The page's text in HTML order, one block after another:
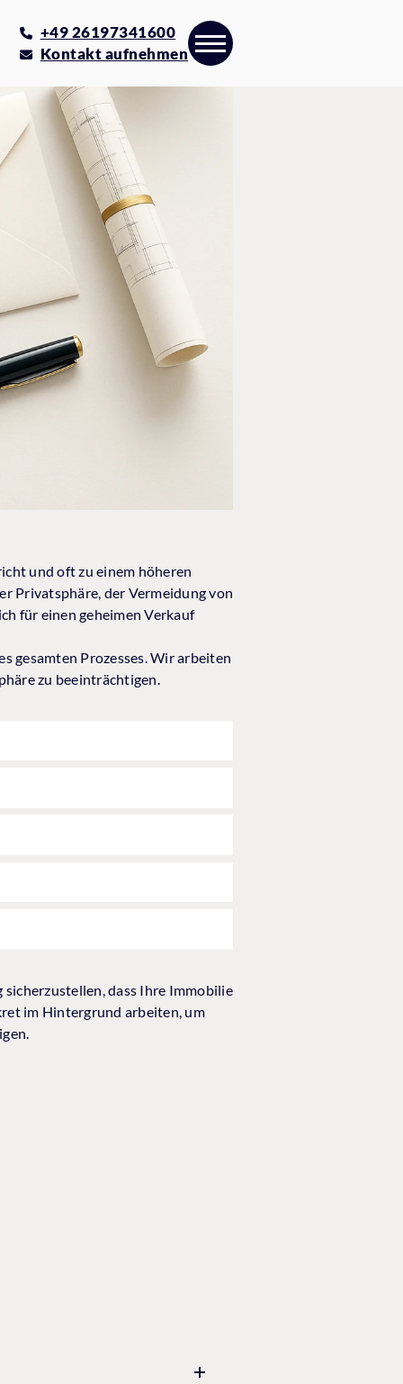
+49 26197341600
Kontakt aufnehmen
und oft zu einem höheren
Privatsphäre, der Vermeidung von
für einen geheimen Verkauf
gesamten Prozesses. Wir arbeiten
zu beeinträchtigen.
dass Ihre Immobilie
im Hintergrund arbeiten, um